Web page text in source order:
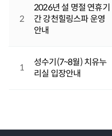
2
2026년 설 명절 연휴기
간 강천힐링스파 운영
안내
1
성수기(7~8월) 치유누
리실 입장안내